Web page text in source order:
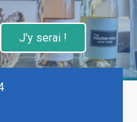
J'y serai !